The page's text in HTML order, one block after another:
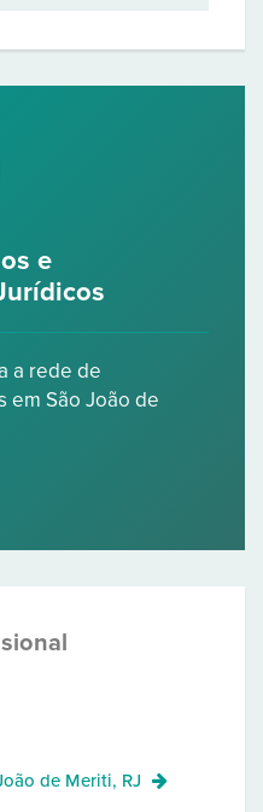
e
a rede de
em São João de
de Meriti, RJ